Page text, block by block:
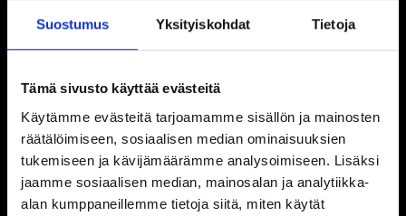
Suostumus Yksityiskohdat Tietoja
Tämä sivusto käyttää evästeitä
Käytämme evästeitä tarjoamamme sisällön ja mainosten
räätälöimiseen, sosiaalisen median ominaisuuksien
tukemiseen ja kävijämäärämme analysoimiseen. Lisäksi
jaamme sosiaalisen median, mainosalan ja analytiikka-
alan kumppaneillemme tietoja siitä, miten käytät